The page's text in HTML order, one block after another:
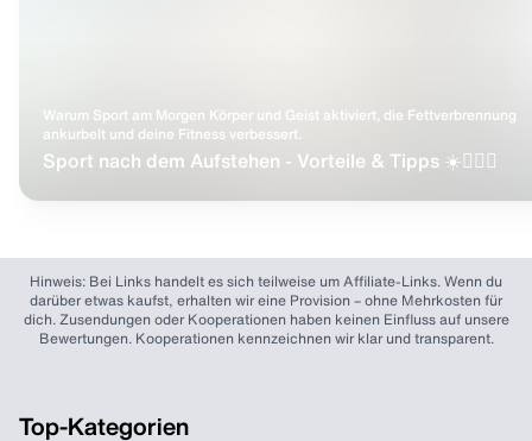
Warum Sport am Morgen Körper und Geist aktiviert, die Fettverbrennung
ankurbelt und deine Fitness verbessert.
Sport nach dem Aufstehen - Vorteile & Tipps ☀️🏃🏻‍♂️
Hinweis: Bei Links handelt es sich teilweise um Affiliate-Links. Wenn du
darüber etwas kaufst, erhalten wir eine Provision – ohne Mehrkosten für
dich. Zusendungen oder Kooperationen haben keinen Einfluss auf unsere
Bewertungen. Kooperationen kennzeichnen wir klar und transparent.
Top-Kategorien